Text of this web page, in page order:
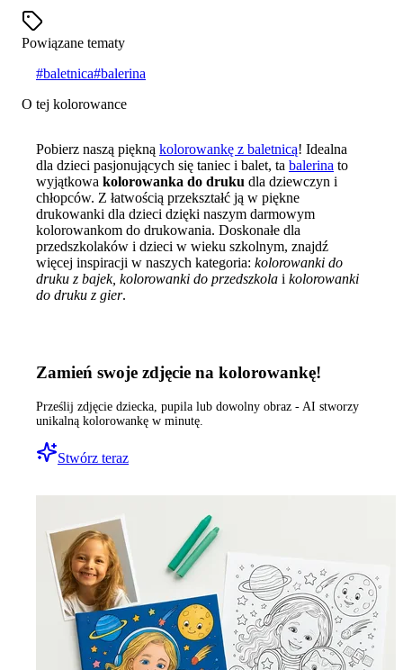
Powiązane tematy
#baletnica#balerina
O tej kolorowance
Pobierz naszą piękną kolorowankę z baletnicą! Idealna
dla dzieci pasjonujących się taniec i balet, ta balerina to
wyjątkowa kolorowanka do druku dla dziewczyn i
chłopców. Z łatwością przekształć ją w piękne
drukowanki dla dzieci dzięki naszym darmowym
kolorowankom do drukowania. Doskonałe dla
przedszkolaków i dzieci w wieku szkolnym, znajdź
więcej inspiracji w naszych kategoria: kolorowanki do
druku z bajek, kolorowanki do przedszkola i kolorowanki
do druku z gier.
Zamień swoje zdjęcie na kolorowankę!
Prześlij zdjęcie dziecka, pupila lub dowolny obraz - AI stworzy
unikalną kolorowankę w minutę.
Stwórz teraz